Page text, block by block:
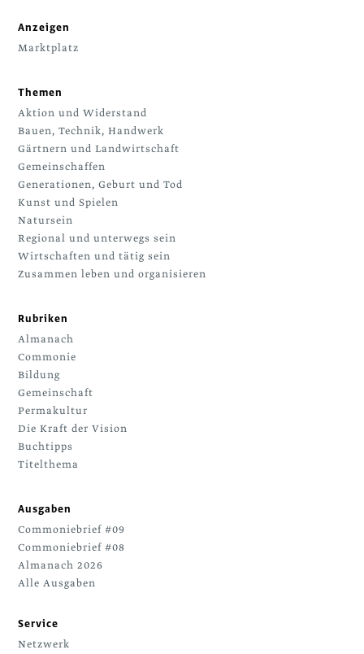
Anzeigen
Marktplatz
Themen
Aktion und Widerstand
Bauen, Technik, Handwerk
Gärtnern und Landwirtschaft
Gemeinschaffen
Generationen, Geburt und Tod
Kunst und Spielen
Natursein
Regional und unterwegs sein
Wirtschaften und tätig sein
Zusammen leben und organisieren
Rubriken
Almanach
Commonie
Bildung
Gemeinschaft
Permakultur
Die Kraft der Vision
Buchtipps
Titelthema
Ausgaben
Commoniebrief #09
Commoniebrief #08
Almanach 2026
Alle Ausgaben
Service
Netzwerk